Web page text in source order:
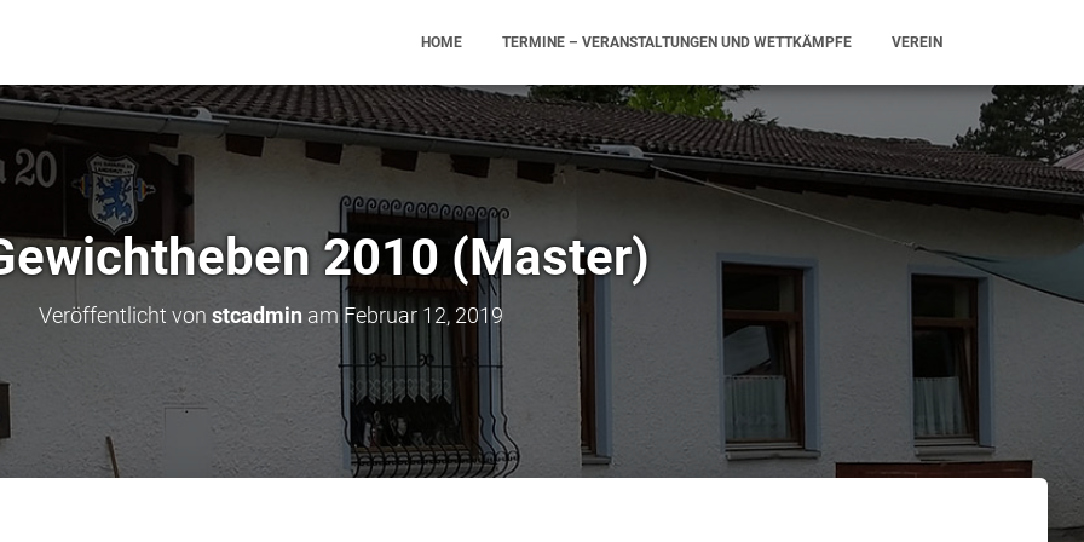
HOME TERMINE – VERANSTALTUNGEN UND WETTKÄMPFE VEREIN
2010 (Master)
Veröffentlicht von stcadmin am Februar 12, 2019